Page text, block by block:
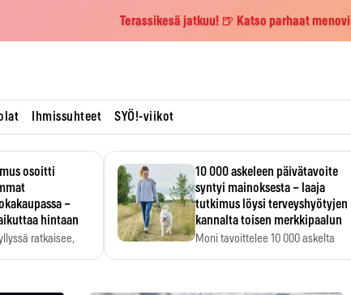
Terassikesä jatkuu! 🍺 Katso parhaat
Ihmissuhteet SYÖ!-viikot
osoitti
–
hintaan
ratkaisee,
10 000 askeleen päivätavoite
syntyi mainoksesta – laaja
tutkimus löysi terveyshyötyjen
kannalta toisen merkkipaalun
Moni tavoittelee 10 000 askelta